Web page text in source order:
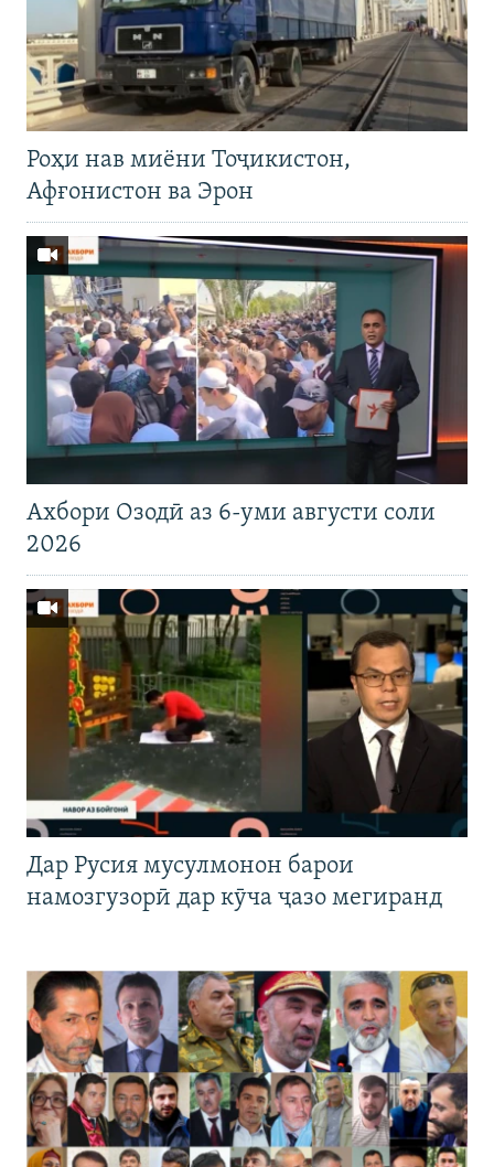
Роҳи нав миёни Тоҷикистон,
Афғонистон ва Эрон
Ахбори Озодӣ аз 6-уми августи соли
2026
Дар Русия мусулмонон барои
намозгузорӣ дар кӯча ҷазо мегиранд